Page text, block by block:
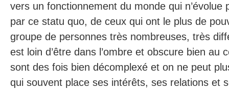
vers un fonctionnement du monde qui n’évolue
par ce statu quo, de ceux qui ont le plus de
groupe de personnes très nombreuses, très
est loin d’être dans l’ombre et obscure bien au
sont des fois bien décomplexé et on ne peut
qui souvent place ses intérêts, ses relations et